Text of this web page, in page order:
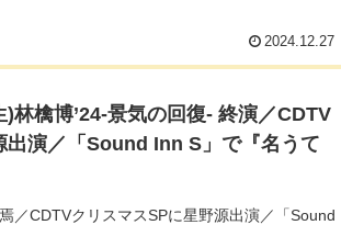
2024.12.27
)林檎博’24-景気の回復- 終演／CDTV
出演／「Sound Inn S」で『名うて
／CDTVクリスマスSPに星野源出演／「Sound